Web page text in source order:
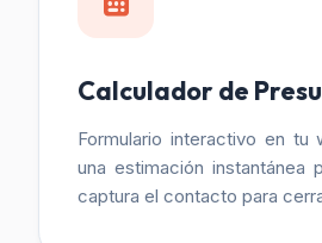
Calculador de
Formulario interactivo en tu
una estimación instantánea
captura el contacto para